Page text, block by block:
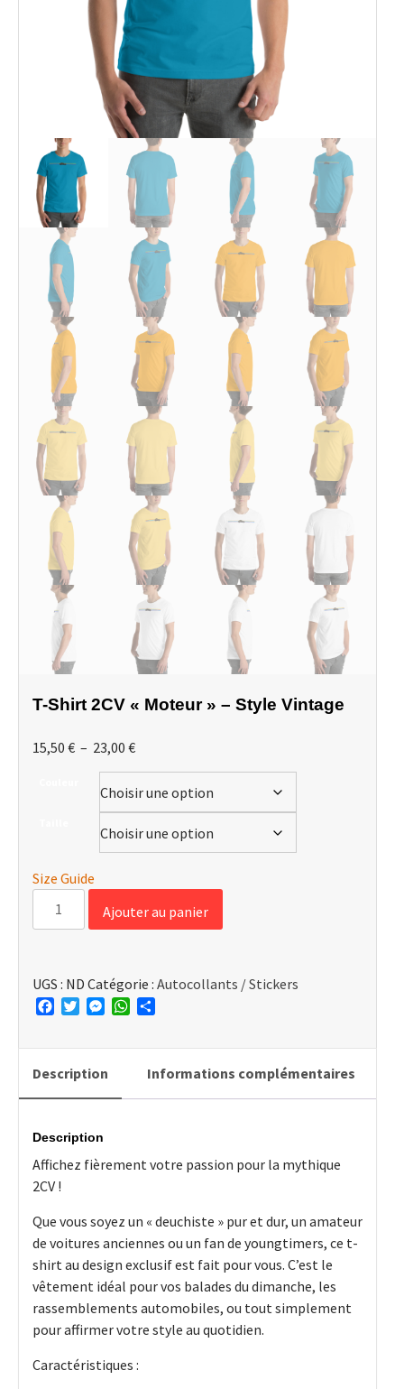
T-Shirt 2CV « Moteur » – Style Vintage
15,50 € – 23,00 €Plage
de
prix :
15,50 €
à
23,00 €
Size Guide
2CV
"Moteur"
Style
Vintage
Ajouter au panier
UGS : ND Catégorie : Autocollants / Stickers
FacebookTwitterMessengerWhatsApp
Description Informations complémentaires
Description
Affichez fièrement votre passion pour la mythique
2CV !
Que vous soyez un « deuchiste » pur et dur, un amateur
de voitures anciennes ou un fan de youngtimers, ce t-
shirt au design exclusif est fait pour vous. C’est le
vêtement idéal pour vos balades du dimanche, les
rassemblements automobiles, ou tout simplement
pour affirmer votre style au quotidien.
Caractéristiques :